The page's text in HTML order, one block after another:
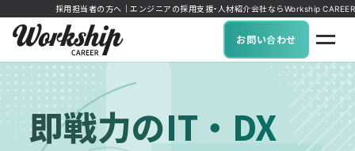
採用担当者の方へ｜エンジニアの採用支援・人材紹介会社ならWorkship CAREER
お問い合わせ
即戦力のIT・DX